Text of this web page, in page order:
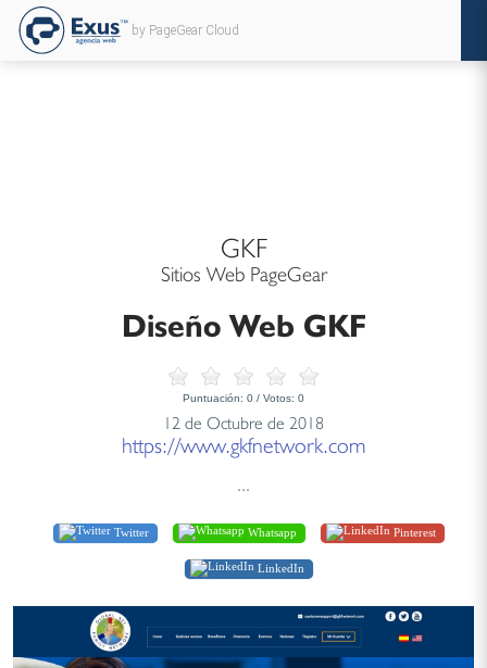
by PageGear Cloud
GKF
Sitios Web PageGear
Diseño Web GKF
Puntuación: 0 / Votos: 0
12 de Octubre de 2018
https://www.gkfnetwork.com
...
Twitter Whatsapp Pinterest
LinkedIn